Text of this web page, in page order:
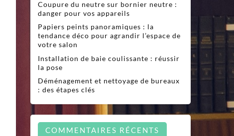
Coupure du neutre sur bornier neutre :
danger pour vos appareils
Papiers peints panoramiques : la
tendance déco pour agrandir l’espace de
votre salon
Installation de baie coulissante : réussir
la pose
Déménagement et nettoyage de bureaux
: des étapes clés
COMMENTAIRES RÉCENTS